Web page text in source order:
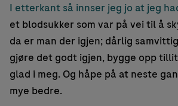
I etterkant så innser jeg jo at jeg
et blodsukker som var på vei til å
da er man der igjen; dårlig
gjøre det godt igjen, bygge opp
glad i meg. Og håpe på at neste
mye bedre.